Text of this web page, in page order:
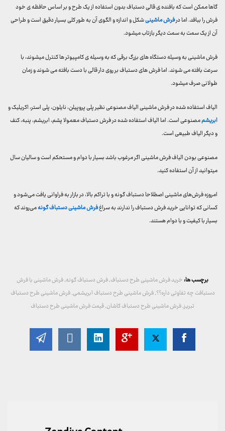
گاها ممکن است که بافنده ی قالی دستباف بدون استفاده از یک طرح و بر اساس حافظه ی خود
فرش را ببافد. اما درفرش ماشینیشکل و اندازه و الگوی آن به طور کلی بسیار دقیق است و طراحی
آن از یک سمت به سمت دیگر بازتاب میشود.
فرش ماشینی به وسیله دستگاه های بزرگ برقی که به وسیله ی کامپیوتر ها کنترل میشوند، با
سرعت بافته می شوند. اما فرش های دستباف بر روی دار قالی با دست بافته می شوند و زمان
طولانی صرف میشود.
الیاف استفاده شده در فرش ماشینی الیاف مصنوعی نظیر پلی پروپیلن، نایلون، پلی استر، اکریلیک و
ابریشممصنوعی است. اما الیاف استفاده شده در فرش دستباف معمولا پشم، ابریشم، پنبه، کنف
و دیگر الیاف طبیعی است.
مصنوعی بودن الیاف فرش ماشینی اگر مرغوب باشد بسیار با دوام و مستحکم است و سالیان سال
میتوانید از آن استفاده کنید.
امروزه فرش‌های ماشینی اصطلاحا دستباف گونه و با تراکم بالا، در بازار به فراوانی یافت می‌شود و
کسانی که توانایی خرید فرش دستباف را ندارند به سراغفرش ماشینی دستباف گونهمی‌روند که
بسیار با کیفیت و با دوام هستند.
برچسب ها:خرید فرش ماشینی طرح دستباف,فرش دستباف گونه,فرش ماشینی با فرش
دستبافت چه تفاوتی داره؟؟,فرش ماشینی طرح دستباف ابریشمی,فرش ماشینی طرح دستباف
تبریز,فرش ماشینی طرح دستباف کاشان,قیمت فرش ماشینی طرح دستباف